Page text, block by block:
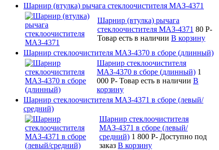
Шарнир (втулка) рычага стеклоочистителя МАЗ-4371
Шарнир (втулка) рычага
стеклоочистителя МАЗ-4371 80 P-
Товар есть в наличии В корзину
Шарнир стеклоочистителя МАЗ-4370 в сборе (длинный)
Шарнир стеклоочистителя
МАЗ-4370 в сборе (длинный) 1
000 P- Товар есть в наличии В
корзину
Шарнир стеклоочистителя МАЗ-4371 в сборе (левый/
средний)
Шарнир стеклоочистителя
МАЗ-4371 в сборе (левый/
средний) 1 800 P- Доступно под
заказ В корзину